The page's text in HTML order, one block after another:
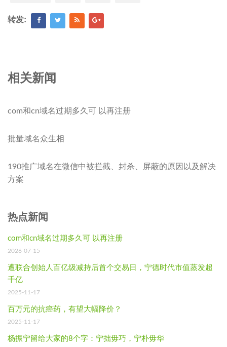
转发:
相关新闻
com和cn域名过期多久可 以再注册
批量域名众生相
190推广域名在微信中被拦截、封杀、屏蔽的原因以及解决
方案
热点新闻
com和cn域名过期多久可 以再注册
2026-07-15
遭联合创始人百亿级减持后首个交易日，宁德时代市值蒸发超
千亿
2025-11-17
百万元的抗癌药，有望大幅降价？
2025-11-17
杨振宁留给大家的8个字：宁拙毋巧，宁朴毋华